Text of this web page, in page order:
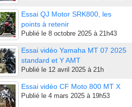
Essai QJ Motor SRK800, les
points à retenir
Publié le 8 octobre 2025 à 21h43
Essai vidéo Yamaha MT 07 2025
standard et Y AMT
Publié le 12 avril 2025 à 21h
Essai vidéo CF Moto 800 MT X
Publié le 4 mars 2025 à 19h53